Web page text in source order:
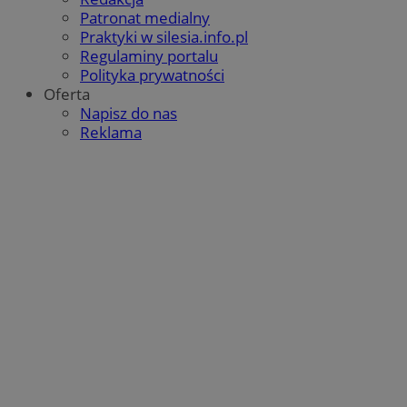
Patronat medialny
Praktyki w silesia.info.pl
Regulaminy portalu
Polityka prywatności
Oferta
Napisz do nas
Reklama
QeSessID
MvSessID